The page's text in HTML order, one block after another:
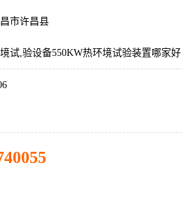
市许昌县
试,验设备550KW热环境试验装置哪家好